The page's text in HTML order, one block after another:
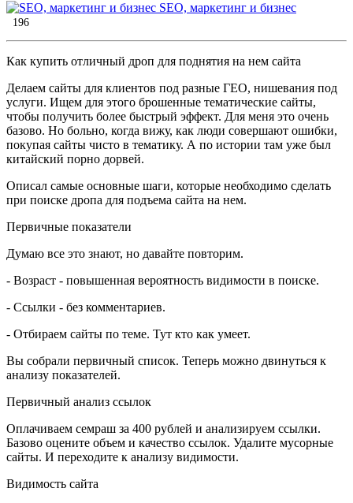
SEO, маркетинг и бизнес
196
Как купить отличный дроп для поднятия на нем сайта
Делаем сайты для клиентов под разные ГЕО, нишевания под
услуги. Ищем для этого брошенные тематические сайты,
чтобы получить более быстрый эффект. Для меня это очень
базово. Но больно, когда вижу, как люди совершают ошибки,
покупая сайты чисто в тематику. А по истории там уже был
китайский порно дорвей.
Описал самые основные шаги, которые необходимо сделать
при поиске дропа для подъема сайта на нем.
Первичные показатели
Думаю все это знают, но давайте повторим.
- Возраст - повышенная вероятность видимости в поиске.
- Ссылки - без комментариев.
- Отбираем сайты по теме. Тут кто как умеет.
Вы собрали первичный список. Теперь можно двинуться к
анализу показателей.
Первичный анализ ссылок
Оплачиваем семраш за 400 рублей и анализируем ссылки.
Базово оцените объем и качество ссылок. Удалите мусорные
сайты. И переходите к анализу видимости.
Видимость сайта